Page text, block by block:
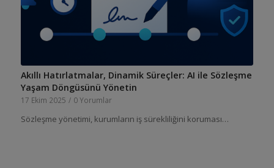
Akıllı Hatırlatmalar, Dinamik Süreçler: AI ile Sözleşme
Yaşam Döngüsünü Yönetin
17 Ekim 2025 / 0 Yorumlar
Sözleşme yönetimi, kurumların iş sürekliliğini koruması…